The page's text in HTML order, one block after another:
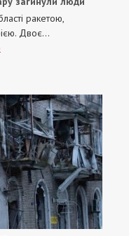
ракетою,
Двоє...